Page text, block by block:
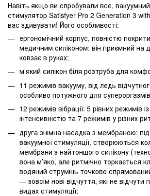
Навіть якщо ви спробували все,
стимулятор Satisfyer Pro 2 Generation 3
вас здивувати! Його особливості:
ергономічний корпус, повністю
медичним силіконом: він приємний на
ковзає в руках;
м’який силікон біля розтруба для
11 режимів вакууму, від ледь
особливо потужного для
12 режимів вібрації: 5 рівних режимів
інтенсивністю та 7 режимів у різних
друга знімна насадка з мембраною:
вакуумної стимуляції, створюються
мембрани з найтоншого силікону
вона м’яко, але ритмічно торкається
водяний струмінь точково
— зовсім нові відчуття, які не відчути
видах стимуляції;